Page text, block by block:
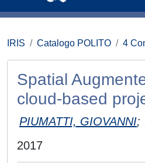
IRIS Catalogo POLITO 4
Spatial
cloud-based
PIUMATTI, GIOVANNI;
2017